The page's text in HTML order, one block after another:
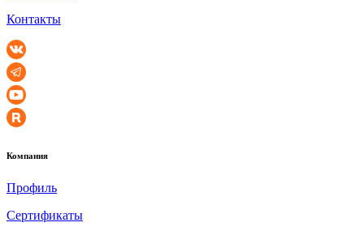
Контакты
Компания
Профиль
Сертификаты